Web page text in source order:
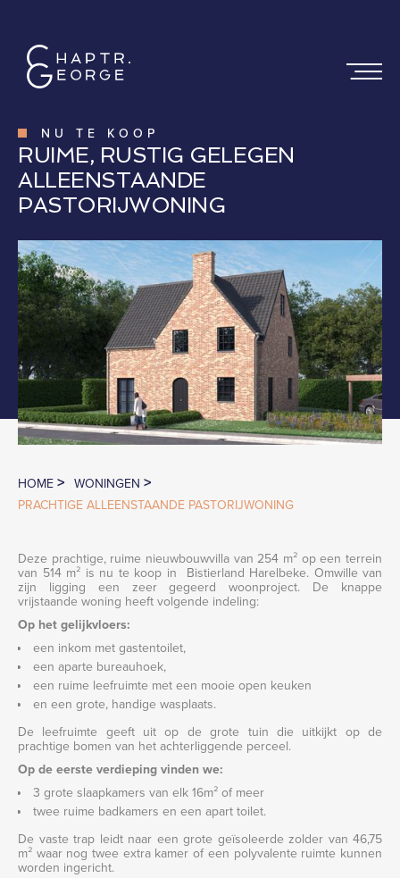
NU TE KOOP
RUIME, RUSTIG GELEGEN
ALLEENSTAANDE
PASTORIJWONING
HOME> WONINGEN >
PRACHTIGE ALLEENSTAANDE PASTORIJWONING
Deze prachtige, ruime nieuwbouwvilla van 254 m² op een terrein
van 514 m² is nu te koop in Bistierland Harelbeke. Omwille van
zijn ligging een zeer gegeerd woonproject. De knappe
vrijstaande woning heeft volgende indeling:
Op het gelijkvloers:
een inkom met gastentoilet,
een aparte bureauhoek,
een ruime leefruimte met een mooie open keuken
en een grote, handige wasplaats.
De leefruimte geeft uit op de grote tuin die uitkijkt op de
prachtige bomen van het achterliggende perceel.
Op de eerste verdieping vinden we:
3 grote slaapkamers van elk 16m² of meer
twee ruime badkamers en een apart toilet.
De vaste trap leidt naar een grote geïsoleerde zolder van 46,75
m² waar nog twee extra kamer of een polyvalente ruimte kunnen
worden ingericht.